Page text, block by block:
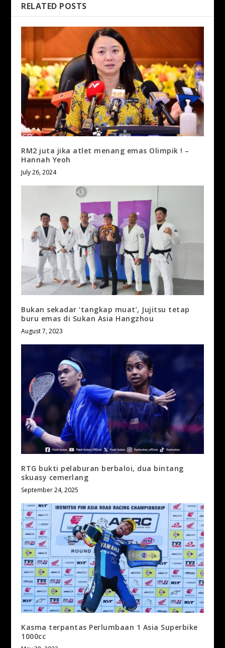
RELATED POSTS
RM2 juta jika atlet menang emas Olimpik ! –
Hannah Yeoh
July 26, 2024
Bukan sekadar ‘tangkap muat’, Jujitsu tetap
buru emas di Sukan Asia Hangzhou
August 7, 2023
RTG bukti pelaburan berbaloi, dua bintang
skuasy cemerlang
September 24, 2025
Kasma terpantas Perlumbaan 1 Asia Superbike
1000cc